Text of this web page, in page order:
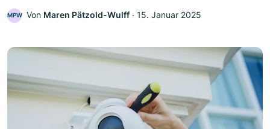
MPW Von Maren Pätzold-Wulff ‧ 15. Januar 2025